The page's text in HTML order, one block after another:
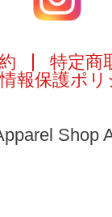
特定商
報保護ポリ
Shop